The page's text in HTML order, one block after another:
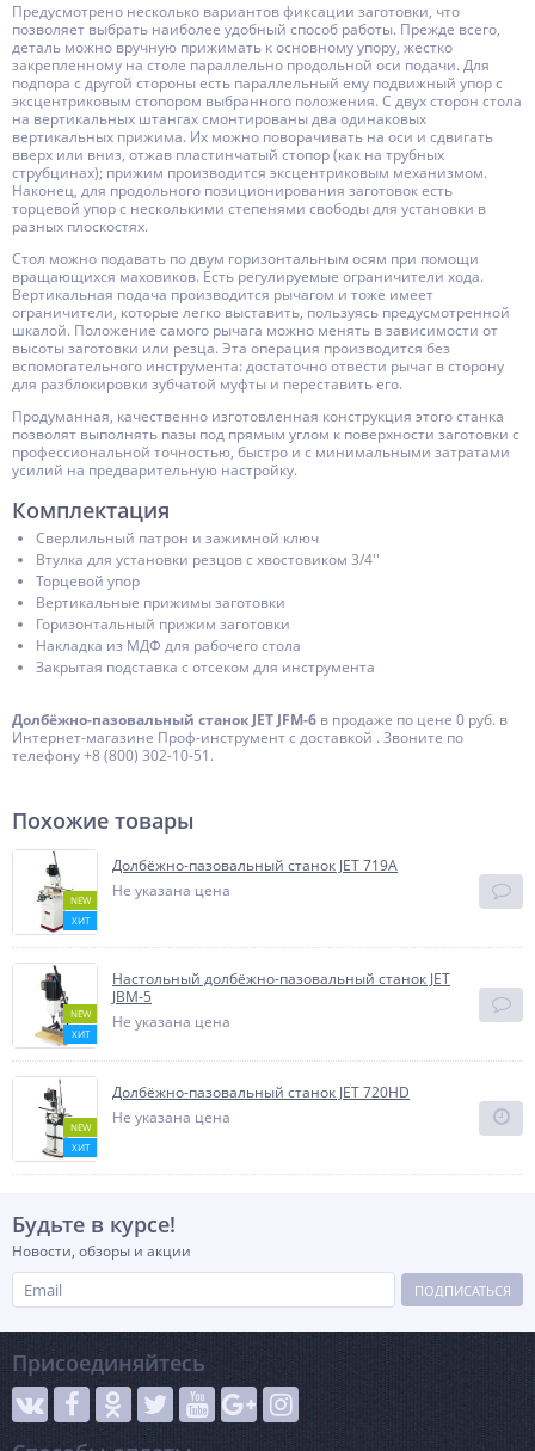
Предусмотрено несколько вариантов фиксации заготовки, что
позволяет выбрать наиболее удобный способ работы. Прежде всего,
деталь можно вручную прижимать к основному упору, жестко
закрепленному на столе параллельно продольной оси подачи. Для
подпора с другой стороны есть параллельный ему подвижный упор с
эксцентриковым стопором выбранного положения. С двух сторон стола
на вертикальных штангах смонтированы два одинаковых
вертикальных прижима. Их можно поворачивать на оси и сдвигать
вверх или вниз, отжав пластинчатый стопор (как на трубных
струбцинах); прижим производится эксцентриковым механизмом.
Наконец, для продольного позиционирования заготовок есть
торцевой упор с несколькими степенями свободы для установки в
разных плоскостях.
Стол можно подавать по двум горизонтальным осям при помощи
вращающихся маховиков. Есть регулируемые ограничители хода.
Вертикальная подача производится рычагом и тоже имеет
ограничители, которые легко выставить, пользуясь предусмотренной
шкалой. Положение самого рычага можно менять в зависимости от
высоты заготовки или резца. Эта операция производится без
вспомогательного инструмента: достаточно отвести рычаг в сторону
для разблокировки зубчатой муфты и переставить его.
Продуманная, качественно изготовленная конструкция этого станка
позволят выполнять пазы под прямым углом к поверхности заготовки с
профессиональной точностью, быстро и с минимальными затратами
усилий на предварительную настройку.
Комплектация
Сверлильный патрон и зажимной ключ
Втулка для установки резцов с хвостовиком 3/4''
Торцевой упор
Вертикальные прижимы заготовки
Горизонтальный прижим заготовки
Накладка из МДФ для рабочего стола
Закрытая подставка с отсеком для инструмента
Долбёжно-пазовальный станок JET JFM-6 в продаже по цене 0 руб. в
Интернет-магазине Проф-инструмент с доставкой . Звоните по
телефону +8 (800) 302-10-51.
Похожие товары
NEW
ХИТ
Долбёжно-пазовальный станок JET 719A
Не указана цена
NEW
ХИТ
Настольный долбёжно-пазовальный станок JET
JBM-5
Не указана цена
NEW
ХИТ
Долбёжно-пазовальный станок JET 720HD
Не указана цена
Будьте в курсе!
Новости, обзоры и акции
ПОДПИСАТЬСЯ
Присоединяйтесь